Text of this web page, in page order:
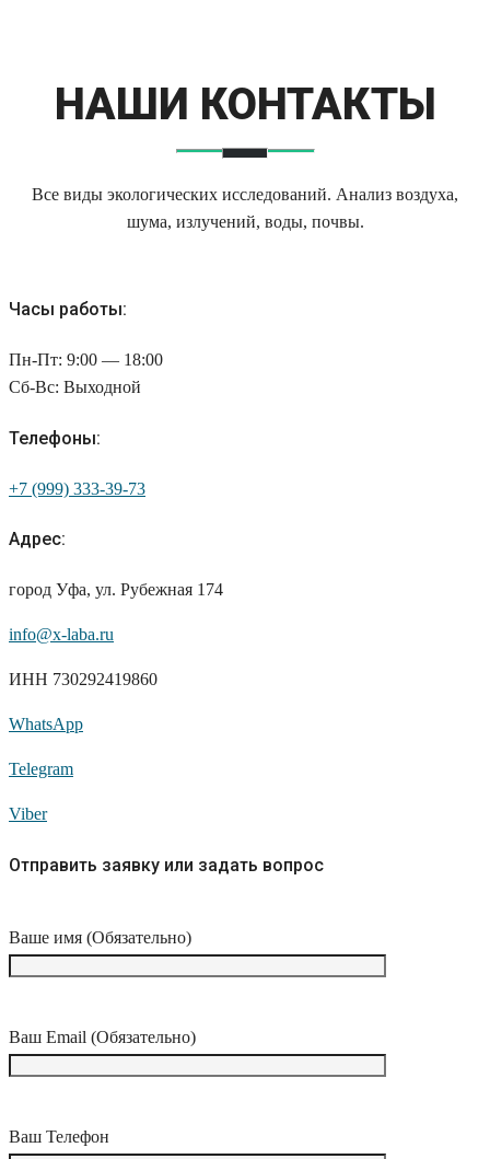
НАШИ КОНТАКТЫ
Все виды экологических исследований. Анализ воздуха,
шума, излучений, воды, почвы.
Часы работы:
Пн-Пт: 9:00 — 18:00
Сб-Вс: Выходной
Телефоны:
+7 (999) 333-39-73
Адрес:
город Уфа, ул. Рубежная 174
info@x-laba.ru
ИНН 730292419860
WhatsApp
Telegram
Viber
Отправить заявку или задать вопрос
Ваше имя (Обязательно)
Ваш Email (Обязательно)
Ваш Телефон